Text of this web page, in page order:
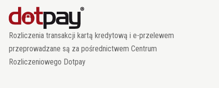
Rozliczenia transakcji kartą kredytową i e-przelewem
przeprowadzane są za pośrednictwem Centrum
Rozliczeniowego Dotpay